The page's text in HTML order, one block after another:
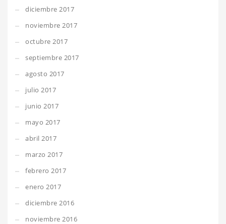
diciembre 2017
noviembre 2017
octubre 2017
septiembre 2017
agosto 2017
julio 2017
junio 2017
mayo 2017
abril 2017
marzo 2017
febrero 2017
enero 2017
diciembre 2016
noviembre 2016